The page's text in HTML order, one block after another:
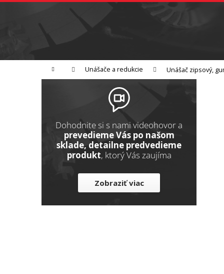
Prejsť
Domov Unášače a redukcie Unášač zipsový,
B
l
Dohodnite si s nami videohovor a
prevedieme Vás po našom
sklade, detailne predvedieme
produkt, ktorý Vás zaujíma
Zobraziť viac
K
k